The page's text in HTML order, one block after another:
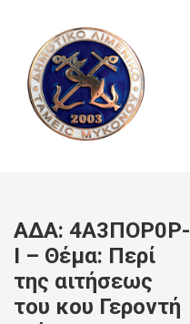
ΑΔΑ: 4Α3ΠΟΡ0Ρ-
Ι – Θέμα: Περί
της αιτήσεως
του κου Γεροντή